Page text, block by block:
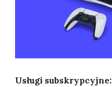
Usługi subskrypcyjne: